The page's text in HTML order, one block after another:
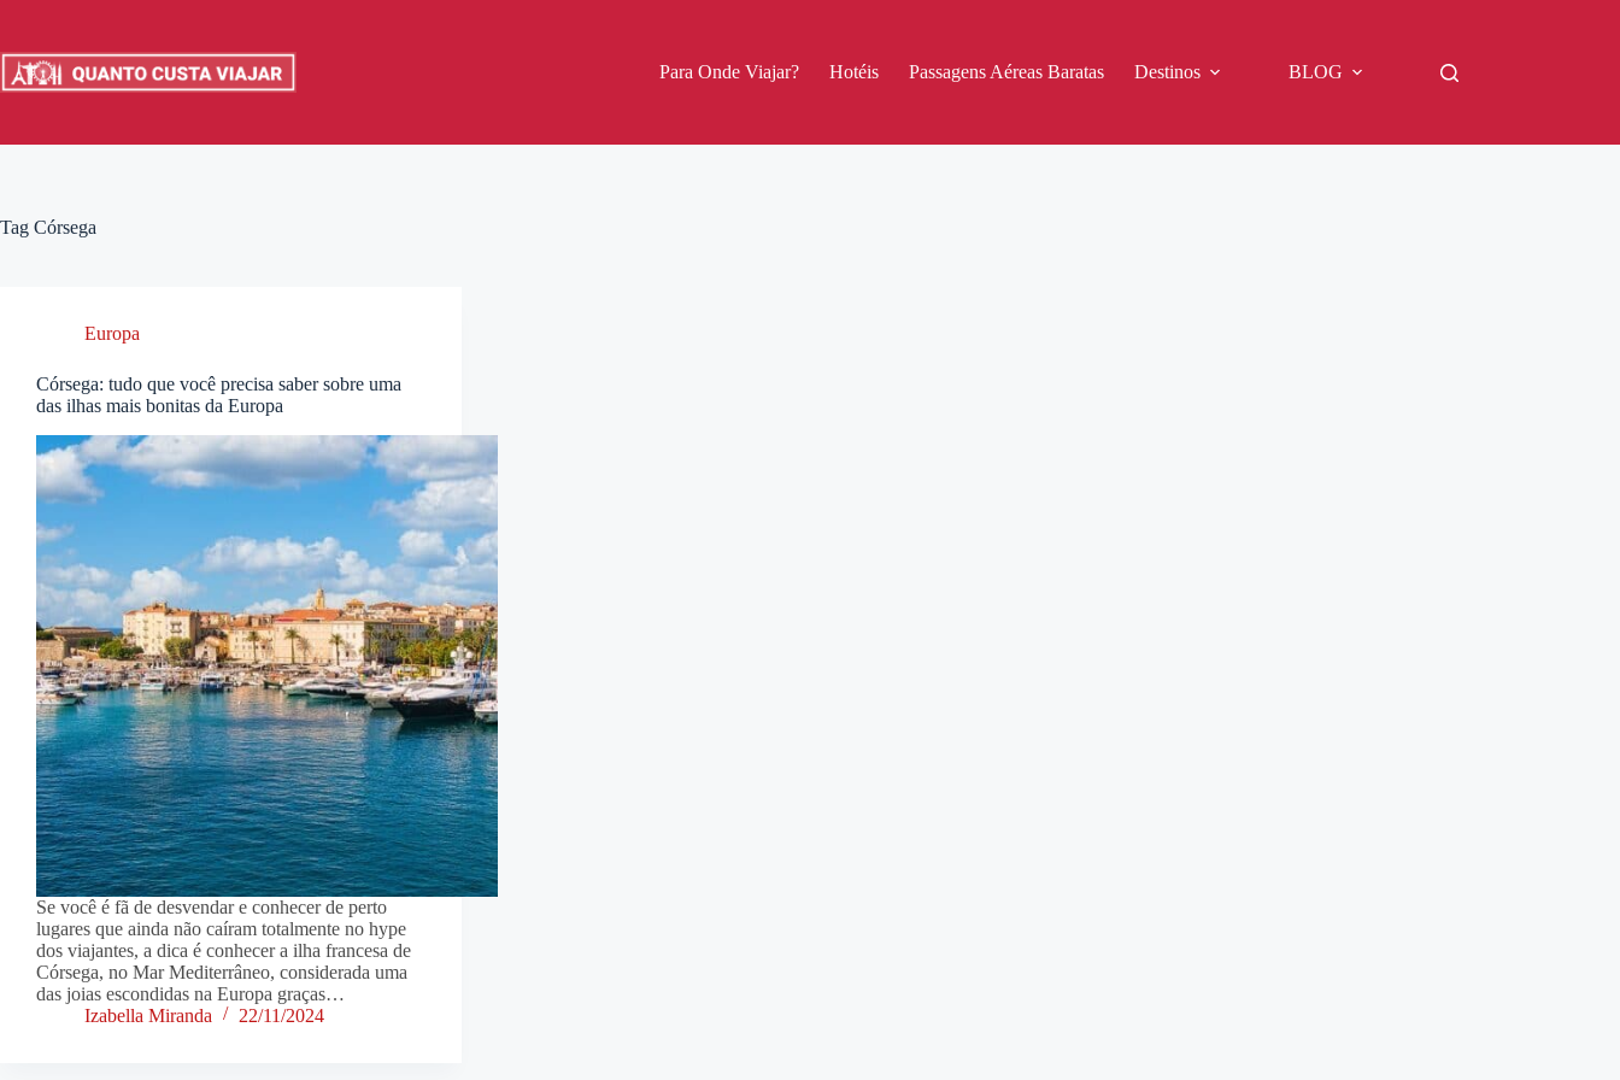
o
conteúdo
Para Onde Viajar? Hotéis Passagens Aéreas Baratas Destinos BLOG
Tag Córsega
Europa
Córsega: tudo que você precisa saber sobre uma
das ilhas mais bonitas da Europa
Se você é fã de desvendar e conhecer de perto
lugares que ainda não caíram totalmente no hype
dos viajantes, a dica é conhecer a ilha francesa de
Córsega, no Mar Mediterrâneo, considerada uma
das joias escondidas na Europa graças…
Izabella Miranda
22/11/2024